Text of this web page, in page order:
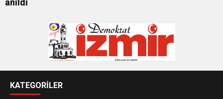
anıldı
KATEGORİLER